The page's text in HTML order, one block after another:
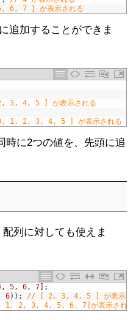
7 ] が表示される
追加することができま
4, 5 ] が表示される
2, 3, 4, 5 ] が表示される
時に2つの値を、先頭に追
列に対しても使えま
, 5, 6, 7
;
6) ) ;
// [ 2, 3, 4, 5 ] が表示さ
2, 3, 4, 5, 6, 7]が表示される